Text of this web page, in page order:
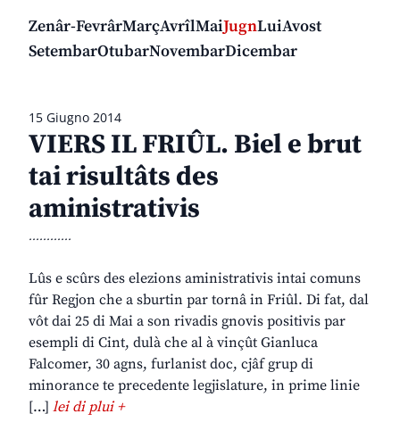
15 Giugno 2014
VIERS IL FRIÛL. Biel e brut
tai risultâts des
aministrativis
............
Lûs e scûrs des elezions aministrativis intai comuns
fûr Regjon che a sburtin par tornâ in Friûl. Di fat, dal
vôt dai 25 di Mai a son rivadis gnovis positivis par
esempli di Cint, dulà che al à vinçût Gianluca
Falcomer, 30 agns, furlanist doc, cjâf grup di
minorance te precedente legjislature, in prime linie
[…] lei di plui +
Zenâr-FevrârMarçAvrîlMaiJugnLuiAvost
SetembarOtubarNovembarDicembar